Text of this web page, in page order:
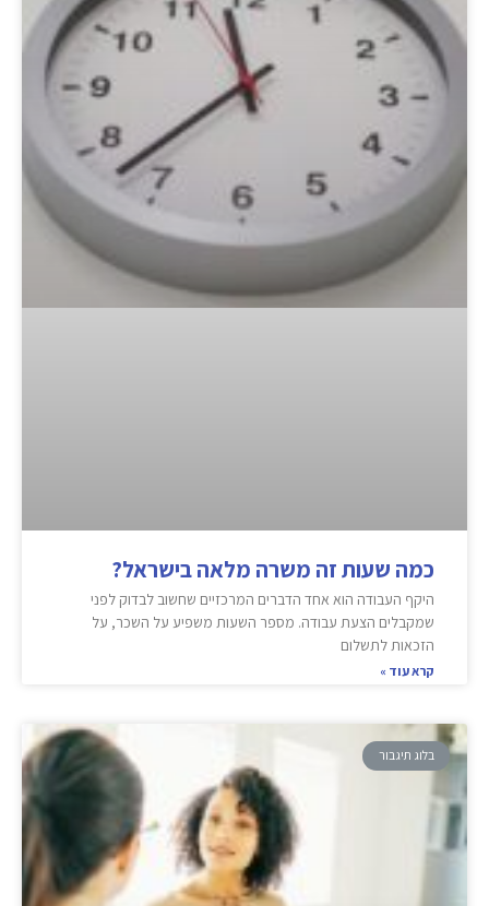
כמה שעות זה משרה מלאה בישראל?
היקף העבודה הוא אחד הדברים המרכזיים שחשוב לבדוק לפני
שמקבלים הצעת עבודה. מספר השעות משפיע על השכר, על
הזכאות לתשלום
קרא עוד »
בלוג תיגבור